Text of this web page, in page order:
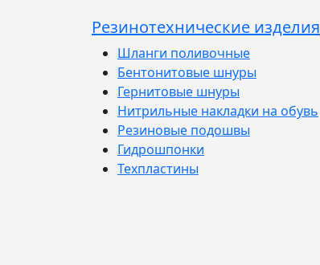
Резинотехнические изделия
Шланги поливочные
Бентонитовые шнуры
Гернитовые шнуры
Нитрильные накладки на обувь
Резиновые подошвы
Гидрошпонки
Техпластины